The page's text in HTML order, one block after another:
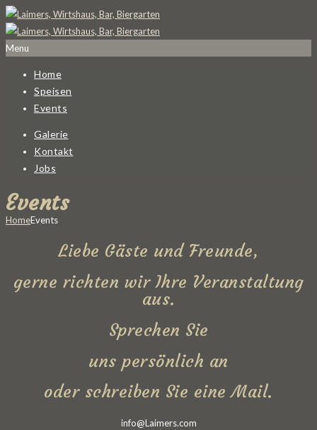
Menu
Home
Speisen
Events
Galerie
Kontakt
Jobs
Events
HomeEvents
Liebe Gäste und Freunde,
gerne richten wir Ihre Veranstaltung
aus.
Sprechen Sie
uns persönlich an
oder schreiben Sie eine Mail.
info@Laimers.com